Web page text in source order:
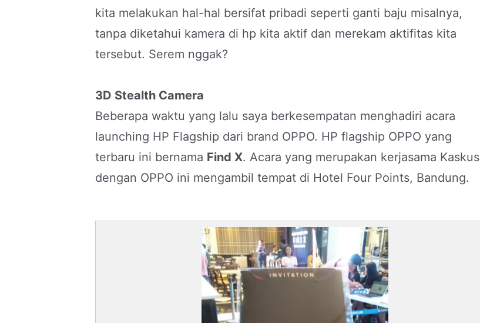
kita melakukan hal-hal bersifat pribadi seperti ganti baju misalnya,
tanpa diketahui kamera di hp kita aktif dan merekam aktifitas kita
tersebut. Serem nggak?
3D Stealth Camera
Beberapa waktu yang lalu saya berkesempatan menghadiri acara
launching HP Flagship dari brand OPPO. HP flagship OPPO yang
terbaru ini bernama Find X. Acara yang merupakan kerjasama Kaskus
dengan OPPO ini mengambil tempat di Hotel Four Points, Bandung.